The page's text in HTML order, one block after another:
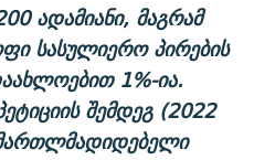
ადამიანი, მაგრამ
სასულიერო პირების
1%-ია.
შემდეგ (2022